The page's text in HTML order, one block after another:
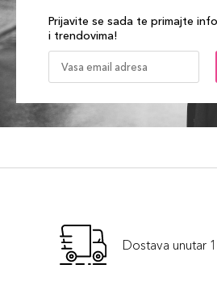
Prijavite se sada te primajte
i trendovima!
Dostava unutar